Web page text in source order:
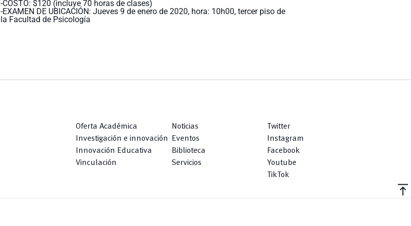
-COSTO: $120 (incluye 70 horas de clases)
-EXAMEN DE UBICACIÓN: Jueves 9 de enero de 2020, hora: 10h00, tercer piso de
la Facultad de Psicología
Oferta Académica
Investigación e innovación
Innovación Educativa
Vinculación
Noticias
Eventos
Biblioteca
Servicios
Twitter
Instagram
Facebook
Youtube
TikTok
vertical_align_top